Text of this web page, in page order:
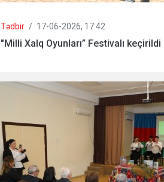
Tədbir / 17-06-2026, 17:42
"Milli Xalq Oyunları” Festivalı